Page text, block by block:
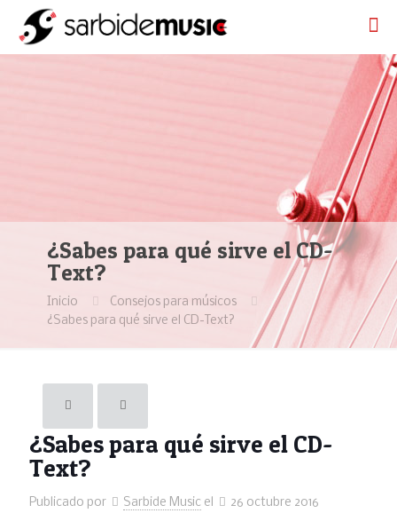
¿Sabes para qué sirve el CD-
Text?
Inicio
Consejos para músicos
¿Sabes para qué sirve el CD-Text?
¿Sabes para qué sirve el CD-
Text?
Publicado por Sarbide Music el 26 octubre 2016